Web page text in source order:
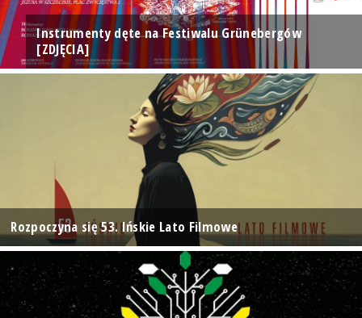
Instrumenty dęte na Festiwalu Grünebergów
[ZDJĘCIA]
Rozpoczyna się 53. Ińskie Lato Filmowe